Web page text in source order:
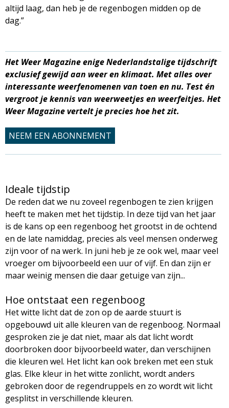
altijd laag, dan heb je de regenbogen midden op de
dag.”
Het Weer Magazine enige Nederlandstalige tijdschrift
exclusief gewijd aan weer en klimaat. Met alles over
interessante weerfenomenen van toen en nu. Test én
vergroot je kennis van weerweetjes en weerfeitjes. Het
Weer Magazine vertelt je precies hoe het zit.
NEEM EEN ABONNEMENT
Ideale tijdstip
De reden dat we nu zoveel regenbogen te zien krijgen
heeft te maken met het tijdstip. In deze tijd van het jaar
is de kans op een regenboog het grootst in de ochtend
en de late namiddag, precies als veel mensen onderweg
zijn voor of na werk. In juni heb je ze ook wel, maar veel
vroeger om bijvoorbeeld een uur of vijf. En dan zijn er
maar weinig mensen die daar getuige van zijn...
Hoe ontstaat een regenboog
Het witte licht dat de zon op de aarde stuurt is
opgebouwd uit alle kleuren van de regenboog. Normaal
gesproken zie je dat niet, maar als dat licht wordt
doorbroken door bijvoorbeeld water, dan verschijnen
die kleuren wel. Het licht kan ook breken met een stuk
glas. Elke kleur in het witte zonlicht, wordt anders
gebroken door de regendruppels en zo wordt wit licht
gesplitst in verschillende kleuren.